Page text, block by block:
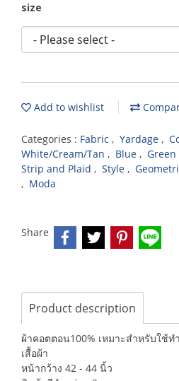
size
Add to wishlist
Categories : Fabric , Yardage ,
White/Cream/Tan , Blue , Green
Strip and Plaid , Style ,
, Moda
Share
Product description
ผ้าคอตตอน100% เหมาะสำหรับใช้ท
เสื้อผ้า
หน้ากว้าง 42 - 44 นิ้ว